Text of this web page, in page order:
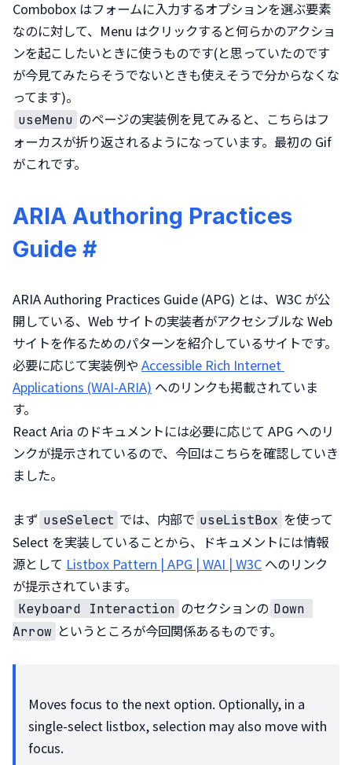
Combobox はフォームに入力するオプションを選ぶ要素
なのに対して、Menu はクリックすると何らかのアクショ
ンを起こしたいときに使うものです(と思っていたのです
が今見てみたらそうでないときも使えそうで分からなくな
useMenu のページの実装例を見てみると、こちらはフ
ォーカスが折り返されるようになっています。最初の Gif
がこれです。
ARIA Authoring Practices
Guide #
ARIA Authoring Practices Guide (APG) とは、W3C が公
開している、Web サイトの実装者がアクセシブルな Web
サイトを作るためのパターンを紹介しているサイトです。
必要に応じて実装例や Accessible Rich Internet
Applications (WAI-ARIA) へのリンクも掲載されていま
す。
React Aria のドキュメントには必要に応じて APG へのリ
ンクが提示されているので、今回はこちらを確認していき
ました。
まず useSelect では、内部で useListBox を使って
Select を実装していることから、ドキュメントには情報
源として Listbox Pattern | APG | WAI | W3C へのリンク
Keyboard Interaction のセクションの Down
Arrow というところが今回関係あるものです。
Moves focus to the next option. Optionally, in a
single-select listbox, selection may also move with
focus.